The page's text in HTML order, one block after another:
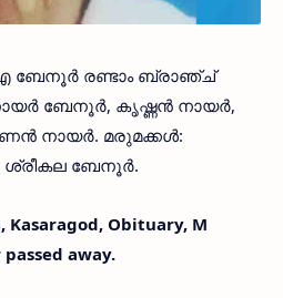
ബേനൂര്‍ രണ്ടാം ബ്രാഞ്ച്
ബേനൂര്‍, കൃഷ്ണന്‍ നായര്‍,
നായര്‍. മരുമക്കള്‍:
ബേനൂര്‍.
Kasaragod, Obituary, M
away.